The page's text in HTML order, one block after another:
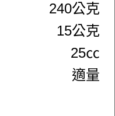
240公克
15公克
25㏄
適量